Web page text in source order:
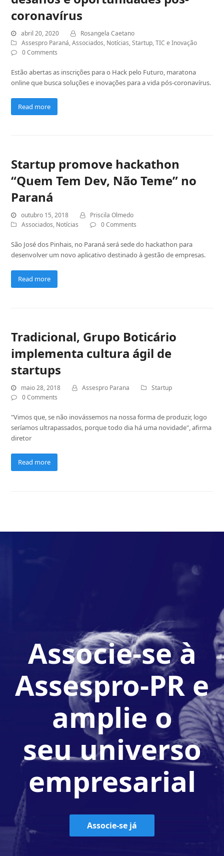
coronavírus
abril 20, 2020
Rosangela Caetano
Assespro Paraná,Associados, Notícias,Startup,TIC e Inovação
0 Comments
Estão abertas as inscrições para o Hack pelo Futuro, maratona
online que busca soluções e inovações para a vida pós-coronavírus.
Read more
Startup promove hackathon
“Quem Tem Dev, Não Teme” no
Paraná
outubro 15, 2018
Priscila Olmedo
Associados, Notícias 0 Comments
São José dos Pinhais, no Paraná será sede do hackathon para
desenvolver um novo aplicativo destinado à gestão de empresas.
Read more
Tradicional, Grupo Boticário
implementa cultura ágil de
startups
maio 28, 2018 Assespro Parana
Startup
0 Comments
"Vimos que, se não inovássemos na nossa forma de produzir, logo
seríamos ultrapassados, porque todo dia há uma novidade", afirma
diretor
Read more
Associe-se à
Assespro-PR e
amplie o
seu universo
empresarial
Associe-se já